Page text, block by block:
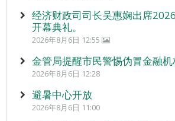
经济财政司司长吴惠娴出席
开幕典礼。
2026年8月6日 12:55
金管局提醒市民警惕伪冒金融
2026年8月6日 12:28
避暑中心开放
2026年8月6日 11:00